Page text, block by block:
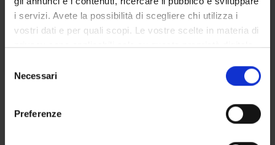
i servizi. Avete la possibilità di scegliere chi utilizza i
vostri dati e per quali scopi. Le vostre scelte in materia di
privacy sono applicabili solo su questa proprietà digitale
modificare o revocare il proprio consenso in qualsiasi
momento dalla Dichiarazione sui cookie o facendo clic
Necessari
Preferenze
Academic staff
Massimiliano Marini
Lessons timetable
Obiettivi formativi: Scopo del corso è la acquisizione da parte